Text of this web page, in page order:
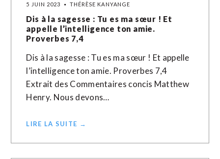
5 JUIN 2023 THÉRÈSE KANYANGE
Dis à la sagesse : Tu es ma sœur ! Et
appelle l’intelligence ton amie.
Proverbes 7,4
Dis à la sagesse : Tu es ma sœur ! Et appelle
l’intelligence ton amie. Proverbes 7,4
Extrait des Commentaires concis Matthew
Henry. Nous devons…
LIRE LA SUITE →